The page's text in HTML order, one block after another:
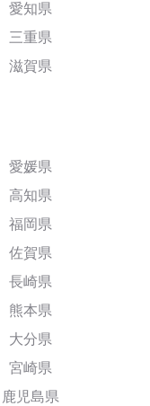
愛知県
三重県
滋賀県
愛媛県
高知県
福岡県
佐賀県
長崎県
熊本県
大分県
宮崎県
鹿児島県